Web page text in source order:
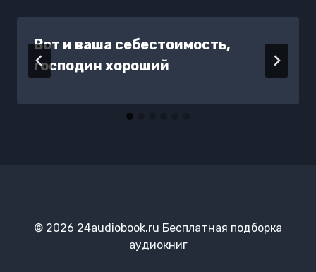
Вот и ваша себестоимость,
господин хороший
© 2026 24audiobook.ru Бесплатная подборка
аудиокниг